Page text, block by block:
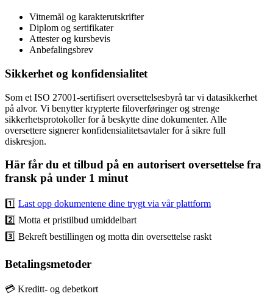
Vitnemål og karakterutskrifter
Diplom og sertifikater
Attester og kursbevis
Anbefalingsbrev
Sikkerhet og konfidensialitet
Som et ISO 27001-sertifisert oversettelsesbyrå tar vi datasikkerhet
på alvor. Vi benytter krypterte filoverføringer og strenge
sikkerhetsprotokoller for å beskytte dine dokumenter. Alle
oversettere signerer konfidensialitetsavtaler for å sikre full
diskresjon.
Här får du et tilbud på en autorisert oversettelse fra
fransk på under 1 minut
1️⃣ Last opp dokumentene dine trygt via vår plattform
2️⃣ Motta et pristilbud umiddelbart
3️⃣ Bekreft bestillingen og motta din oversettelse raskt
Betalingsmetoder
💳 Kreditt- og debetkort